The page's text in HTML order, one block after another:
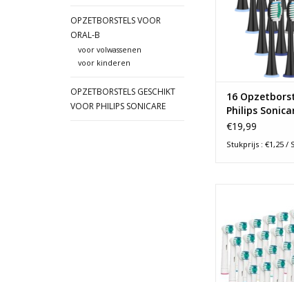
OPZETBORSTELS VOOR
ORAL-B
voor volwassenen
voor kinderen
OPZETBORSTELS GESCHIKT
VOOR PHILIPS SONICARE
16
Philips
€19,99
Stukprijs : €1,25 /
alle Oral-B
tandenpoetsen
voordelig.
dan je